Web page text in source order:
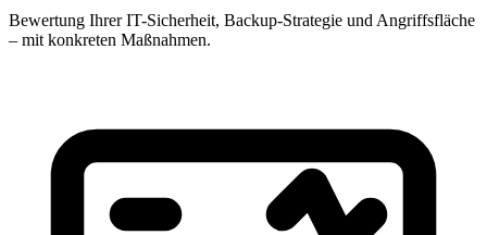
Bewertung Ihrer IT-Sicherheit, Backup-Strategie und Angriffsfläche
– mit konkreten Maßnahmen.